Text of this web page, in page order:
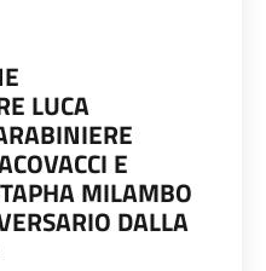
LUCA
E
MILAMBO
DALLA